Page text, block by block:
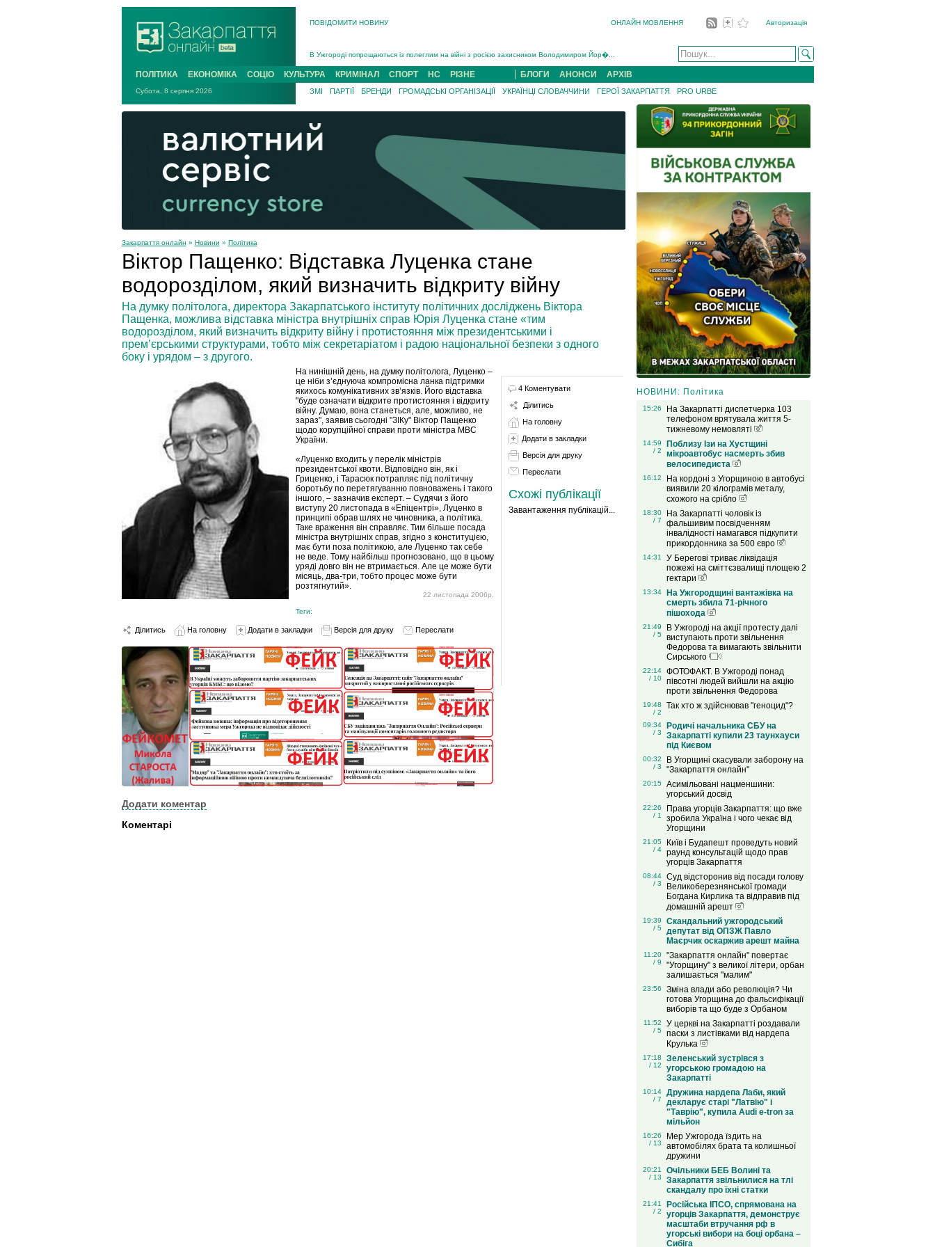
ПОВІДОМИТИ НОВИНУ ОНЛАЙН МОВЛЕННЯ Авторизація
В Ужгороді попрощаються із полеглим на війні з росією захисником Володимиром Йор�...
В Ужгороді 5 серпня попрощаються із захисником Богданом Югасом, який два роки �...
Підтвердили загибель захисника із Нанкова на Хустщині Юліана Гербея (ФОТО)[/gree...
На війні з рф поліг військовий з Виноградова Ігнат Роздяловський (ФОТО)...
На Хустщині внаслідок ДТП за участі трьох авто постраждали 13 людей (ФОТО)...
Інструктора районного ТЦК на Закарпатті судитимуть за обвинувачен...
ПОЛІТИКА ЕКОНОМІКА СОЦІО КУЛЬТУРА КРИМІНАЛ СПОРТ НС РІЗНЕ БЛОГИ АНОНСИ АРХІВ
Субота, 8 серпня 2026 ЗМІ ПАРТІЇ БРЕНДИ ГРОМАДСЬКІ ОРГАНІЗАЦІЇ УКРАЇНЦІ СЛОВАЧЧИНИ ГЕРОЇ ЗАКАРПАТТЯ PRO URBE
Закарпаття онлайн » Новини » Політика
Віктор Пащенко: Відставка Луценка стане
водорозділом, який визначить відкриту війну
На думку політолога, директора Закарпатського інституту політичних досліджень Віктора
Пащенка, можлива відставка міністра внутрішніх справ Юрія Луценка стане «тим
водорозділом, який визначить відкриту війну і протистояння між президентськими і
прем’єрськими структурами, тобто між секретаріатом і радою національної безпеки з одного
боку і урядом – з другого.
На нинішній день, на думку політолога, Луценко –
це ніби з’єднуюча компромісна ланка підтримки
якихось комунікативних зв’язків. Його відставка
"буде означати відкрите протистояння і відкриту
війну. Думаю, вона станеться, але, можливо, не
зараз", заявив сьогодні "ЗІКу" Віктор Пащенко
щодо корупційної справи проти міністра МВС
України.
«Луценко входить у перелік міністрів
президентської квоти. Відповідно він, як і
Гриценко, і Тарасюк потрапляє під політичну
боротьбу по перетягуванню повноважень і такого
іншого, – зазначив експерт. – Судячи з його
виступу 20 листопада в «Епіцентрі», Луценко в
принципі обрав шлях не чиновника, а політика.
Таке враження він справляє. Тим більше посада
міністра внутрішніх справ, згідно з конституцією,
має бути поза політикою, але Луценко так себе
не веде. Тому найбільш прогнозовано, що в цьому
уряді довго він не втримається. Але це може бути
місяць, два-три, тобто процес може бути
розтягнутий».
22 листопада 2006р.
Теги:
Ділитись На головну Додати в закладки Версія для друку Переслати
Додати коментар
Коментарі
4 Коментувати
Ділитись
На головну
Додати в закладки
Версія для друку
Переслати
Схожі публікації
Завантаження публікацій...
НОВИНИ: Політика
15:26
На Закарпатті диспетчерка 103
телефоном врятувала життя 5-
тижневому немовляті
14:59
/ 2
Поблизу Ізи на Хустщині
мікроавтобус насмерть збив
велосипедиста
16:12
На кордоні з Угорщиною в автобусі
виявили 20 кілограмів металу,
схожого на срібло
18:30
/ 7
На Закарпатті чоловік із
фальшивим посвідченням
інвалідності намагався підкупити
прикордонника за 500 євро
14:31
У Берегові триває ліквідація
пожежі на сміттєзвалищі площею 2
гектари
13:34
На Ужгородщині вантажівка на
смерть збила 71-річного
пішохода
21:49
/ 5
В Ужгороді на акції протесту далі
виступають проти звільнення
Федорова та вимагають звільнити
Сирського
22:14
/ 10
ФОТОФАКТ. В Ужгороді понад
півсотні людей вийшли на акцію
проти звільнення Федорова
19:48
/ 2
Так хто ж здійснював "геноцид"?
09:34
/ 3
Родичі начальника СБУ на
Закарпатті купили 23 таунхауси
під Києвом
00:32
/ 3
В Угорщині скасували заборону на
"Закарпаття онлайн"
20:15
Асимільовані нацменшини:
угорський досвід
22:26
/ 1
Права угорців Закарпаття: що вже
зробила Україна і чого чекає від
Угорщини
21:05
/ 4
Київ і Будапешт проведуть новий
раунд консультацій щодо прав
угорців Закарпаття
08:44
/ 3
Суд відсторонив від посади голову
Великоберезнянської громади
Богдана Кирлика та відправив під
домашній арешт
19:39
/ 5
Скандальний ужгородський
депутат від ОПЗЖ Павло
Маєрчик оскаржив арешт майна
11:20
/ 9
"Закарпаття онлайн" повертає
"Угорщину" з великої літери, орбан
залишається "малим"
23:56
Зміна влади або революція? Чи
готова Угорщина до фальсифікації
виборів та що буде з Орбаном
11:52
/ 5
У церкві на Закарпатті роздавали
паски з листівками від нардепа
Крулька
17:18
/ 12
Зеленський зустрівся з
угорською громадою на
Закарпатті
10:14
/ 7
Дружина нардепа Лаби, який
декларує старі "Латвію" і
"Таврію", купила Audi e-tron за
мільйон
16:26
/ 13
Мер Ужгорода їздить на
автомобілях брата та колишньої
дружини
20:21
/ 13
Очільники БЕБ Волині та
Закарпаття звільнилися на тлі
скандалу про їхні статки
21:41
/ 2
Російська ІПСО, спрямована на
угорців Закарпаття, демонструє
масштаби втручання рф в
угорські вибори на боці орбана –
Сибіга